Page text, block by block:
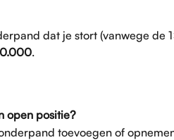
dat je stort (vanwege de
.
open positie?
toevoegen of